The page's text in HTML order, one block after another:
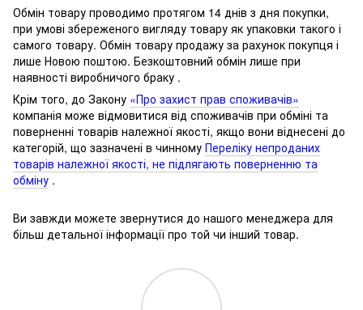
Обмін товару проводимо протягом 14 днів з дня покупки,
при умові збереженого вигляду товару як упаковки такого і
самого товару. Обмін товару продажу за рахунок покупця і
лише Новою поштою. Безкоштовний обмін лише при
наявності виробничого браку .
Крім того, до Закону «Про захист прав споживачів»
компанія може відмовитися від споживачів при обміні та
поверненні товарів належної якості, якщо вони віднесені до
категорій, що зазначені в чинному Переліку непроданих
товарів належної якості, не підлягають поверненню та
обміну .
Ви завжди можете звернутися до нашого менеджера для
більш детальної інформації про той чи інший товар.